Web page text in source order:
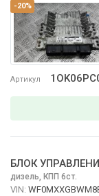
-20%
Артикул
БЛОК
дизель, КПП 6ст.
VIN: